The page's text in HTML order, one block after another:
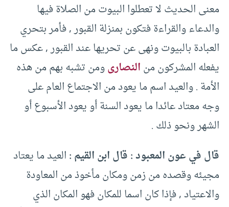
‏معنى الحديث لا تعطلوا البيوت من الصلاة فيها
والدعاء والقراءة فتكون بمنزلة القبور ‏,‏ فأمر بتحري
العبادة بالبيوت ونهى عن تحريها عند القبور ‏,‏ عكس ما
يفعله المشركون منالنصارىومن تشبه بهم من هذه
الأمة ‏.‏ والعيد اسم ما يعود من الاجتماع العام على
وجه معتاد عائدا ما يعود السنة أو يعود الأسبوع أو
الشهر ونحو ذلك ‏.‏ ‏
‏قال في عون المعبود ‏:‏ قال ابن القيم ‏:‏ العيد ما يعتاد
مجيئه وقصده من زمن ومكان مأخوذ من المعاودة
والاعتياد ‏,‏ فإذا كان اسما للمكان فهو المكان الذي